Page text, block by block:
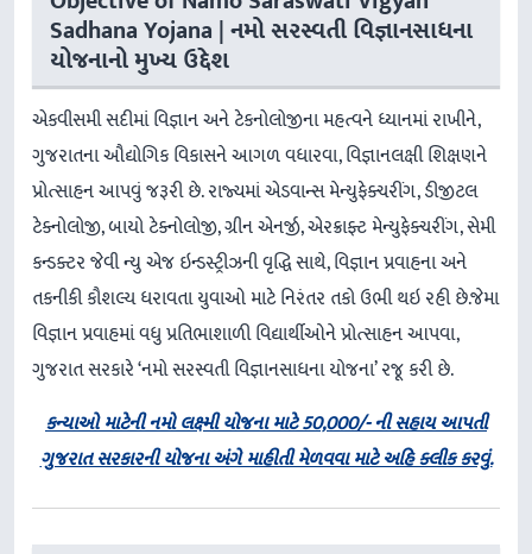
Sadhana Yojana | નમો સરસ્વતી વિજ્ઞાનસાધના
યોજનાનો મુખ્ય ઉદ્દેશ
એકવીસમી સદીમાં વિજ્ઞાન અને ટેકનોલોજીના મહત્વને ધ્યાનમાં રાખીને,
ગુજરાતના ઔદ્યોગિક વિકાસને આગળ વધારવા, વિજ્ઞાનલક્ષી શિક્ષણને
પ્રોત્સાહન આપવું જરૂરી છે. રાજ્યમાં એડવાન્સ મેન્યુફેક્ચરીંગ, ડીજીટલ
ટેક્નોલોજી, બાયો ટેક્નોલોજી, ગ્રીન એનર્જી, એરક્રાફ્ટ મેન્યુફેક્ચરીંગ, સેમી
કન્ડક્ટર જેવી ન્યુ એજ ઇન્ડસ્ટ્રીઝની વૃદ્ધિ સાથે, વિજ્ઞાન પ્રવાહના અને
તકનીકી કૌશલ્ય ધરાવતા યુવાઓ માટે નિરંતર તકો ઉભી થઇ રહી છે.જેમા
વિજ્ઞાન પ્રવાહમાં વધુ પ્રતિભાશાળી વિદ્યાર્થીઓને પ્રોત્સાહન આપવા,
ગુજરાત સરકારે ‘નમો સરસ્વતી વિજ્ઞાનસાધના યોજના’ રજૂ કરી છે.
કન્યાઓ માટેની નમો લક્ષ્મી યોજના માટે 50,000/- ની સહાય આપતી
ગુજરાત સરકારની યોજના અંગે માહીતી મેળવવા માટે અહિ ક્લીક કરવું.